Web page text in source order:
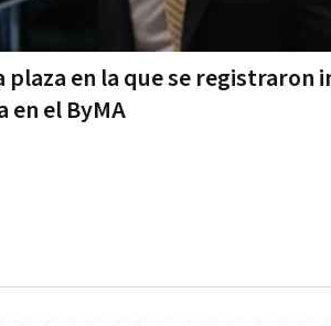
plaza en la que se
en el ByMA